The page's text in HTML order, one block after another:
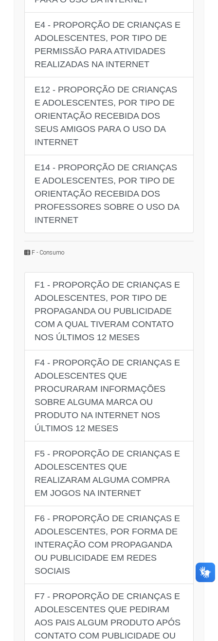
E4 - PROPORÇÃO DE CRIANÇAS E
ADOLESCENTES, POR TIPO DE
PERMISSÃO PARA ATIVIDADES
REALIZADAS NA INTERNET
E12 - PROPORÇÃO DE CRIANÇAS
E ADOLESCENTES, POR TIPO DE
ORIENTAÇÃO RECEBIDA DOS
SEUS AMIGOS PARA O USO DA
INTERNET
E14 - PROPORÇÃO DE CRIANÇAS
E ADOLESCENTES, POR TIPO DE
ORIENTAÇÃO RECEBIDA DOS
PROFESSORES SOBRE O USO DA
INTERNET
F - Consumo
F1 - PROPORÇÃO DE CRIANÇAS E
ADOLESCENTES, POR TIPO DE
PROPAGANDA OU PUBLICIDADE
COM A QUAL TIVERAM CONTATO
NOS ÚLTIMOS 12 MESES
F4 - PROPORÇÃO DE CRIANÇAS E
ADOLESCENTES QUE
PROCURARAM INFORMAÇÕES
SOBRE ALGUMA MARCA OU
PRODUTO NA INTERNET NOS
ÚLTIMOS 12 MESES
F5 - PROPORÇÃO DE CRIANÇAS E
ADOLESCENTES QUE
REALIZARAM ALGUMA COMPRA
EM JOGOS NA INTERNET
F6 - PROPORÇÃO DE CRIANÇAS E
ADOLESCENTES, POR FORMA DE
INTERAÇÃO COM PROPAGANDA
OU PUBLICIDADE EM REDES
SOCIAIS
F7 - PROPORÇÃO DE CRIANÇAS E
ADOLESCENTES QUE PEDIRAM
AOS PAIS ALGUM PRODUTO APÓS
CONTATO COM PUBLICIDADE OU